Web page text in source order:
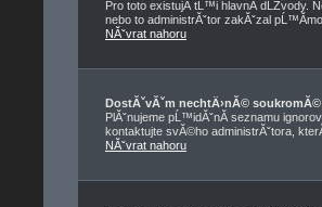
Pro toto existujĂ­ tĹ™i hlavnĂ­ dĹŻvody.
nebo to administrĂˇtor zakĂˇzal
NĂˇvrat nahoru
DostĂˇvĂˇm nechtÄ›nĂ© soukromĂ©
PlĂˇnujeme pĹ™idĂˇnĂ­ seznamu
kontaktujte svĂ©ho administrĂˇtora,
NĂˇvrat nahoru